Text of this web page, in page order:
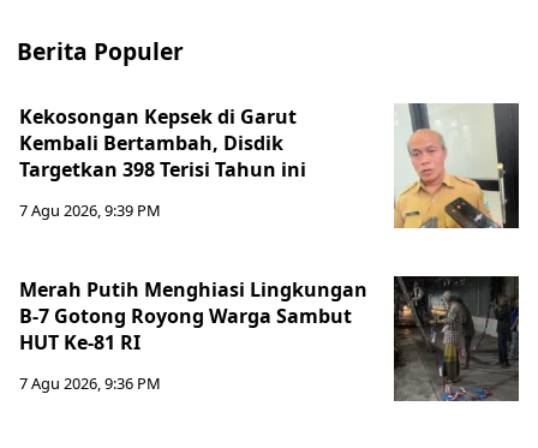
Berita Populer
Kekosongan Kepsek di Garut
Kembali Bertambah, Disdik
Targetkan 398 Terisi Tahun ini
7 Agu 2026, 9:39 PM
Merah Putih Menghiasi Lingkungan
B-7 Gotong Royong Warga Sambut
HUT Ke-81 RI
7 Agu 2026, 9:36 PM